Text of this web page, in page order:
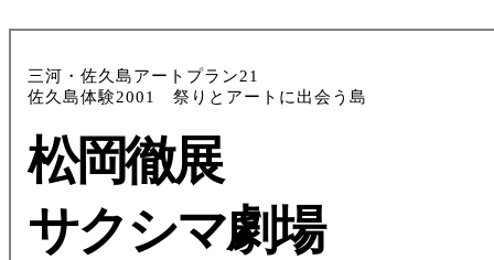
三河・佐久島アートプラン21
佐久島体験2001 祭りとアートに出会う島
松岡徹展
サクシマ劇場